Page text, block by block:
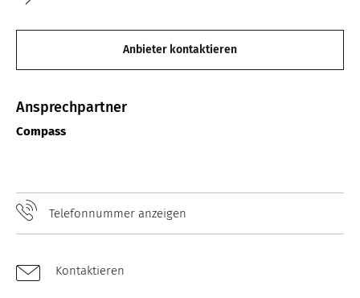
Anbieter kontaktieren
Ansprechpartner
Compass
Telefonnummer anzeigen
Kontaktieren